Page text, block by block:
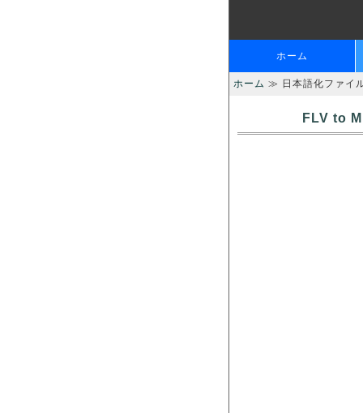
ホーム
ホーム ≫ 日本語化ファイ
FLV to